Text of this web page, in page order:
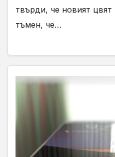
твърди, че новият
тъмен, че…